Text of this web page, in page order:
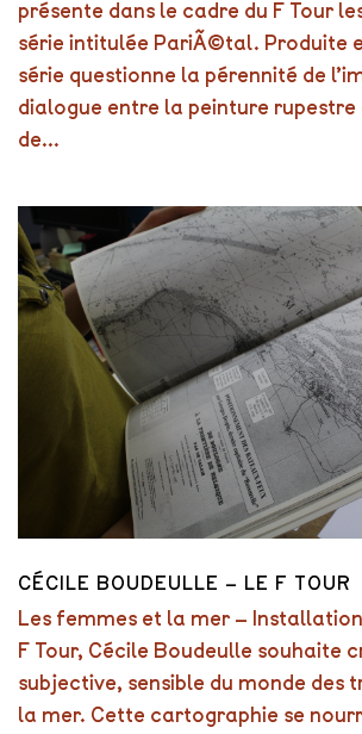
présente dans le cadre du F Tour
série intitulée PariÃ©tal. Produite
série questionne la pérennité de
dialogue entre la peinture
de...
CÉCILE BOUDEULLE – LE F TOUR
Les femmes et la mer –
F Tour, Cécile Boudeulle souhaite
subjective, sensible du monde des
la mer. Cette cartographie se